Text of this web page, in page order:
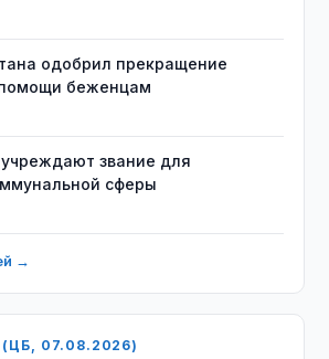
одобрил прекращение
беженцам
учреждают звание для
сферы
→
07.08.2026)